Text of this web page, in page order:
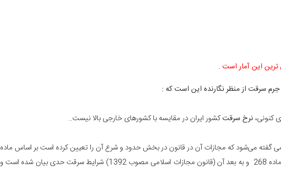
ترین این آمار است .
سرقت از منظر نگارنده این است که :
کنونی، نرخ سرقتکشور ایران در مقایسه با کشورهای خارجی بالا نیست..
گفته می‌شود که مجازات آن در قانون در بخش حدود و شرع آن را تعیین کرده است بر اساس ماده
267 قانون مجازات اسلامی و نیز طبق ماده 268 و به بعد آن (قانون مجازات اسلامی مصوب 1392) شرایط سرقت حدی بیان شده است و